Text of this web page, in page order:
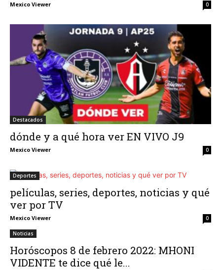
Mexico Viewer 0
Destacados
dónde y a qué hora ver EN VIVO J9
Mexico Viewer 0
Deportes
películas, series, deportes, noticias y qué
ver por TV
Mexico Viewer 0
Noticias
Horóscopos 8 de febrero 2022: MHONI
VIDENTE te dice qué le...